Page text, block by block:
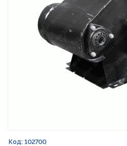
Код: 102700